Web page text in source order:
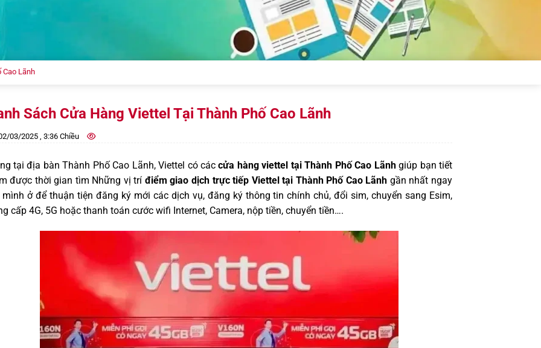
Cao Lãnh
Sách Cửa Hàng Viettel Tại Thành Phố Cao Lãnh
03/2025 , 3:36 Chiều
tại địa bàn Thành Phố Cao Lãnh, Viettel có cáccửa hàng viettel tại Thành Phố Cao Lãnhgiúp bạn tiết
được thời gian tìm Những vị trí điểm giao dịch trực tiếp Viettel tại Thành Phố Cao Lãnh gần nhất ngay
mình ở để thuận tiện đăng ký mới các dịch vụ, đăng ký thông tin chính chủ, đổi sim, chuyển sang Esim,
cấp 4G, 5G hoặc thanh toán cước wifi Internet, Camera, nộp tiền, chuyển tiền….